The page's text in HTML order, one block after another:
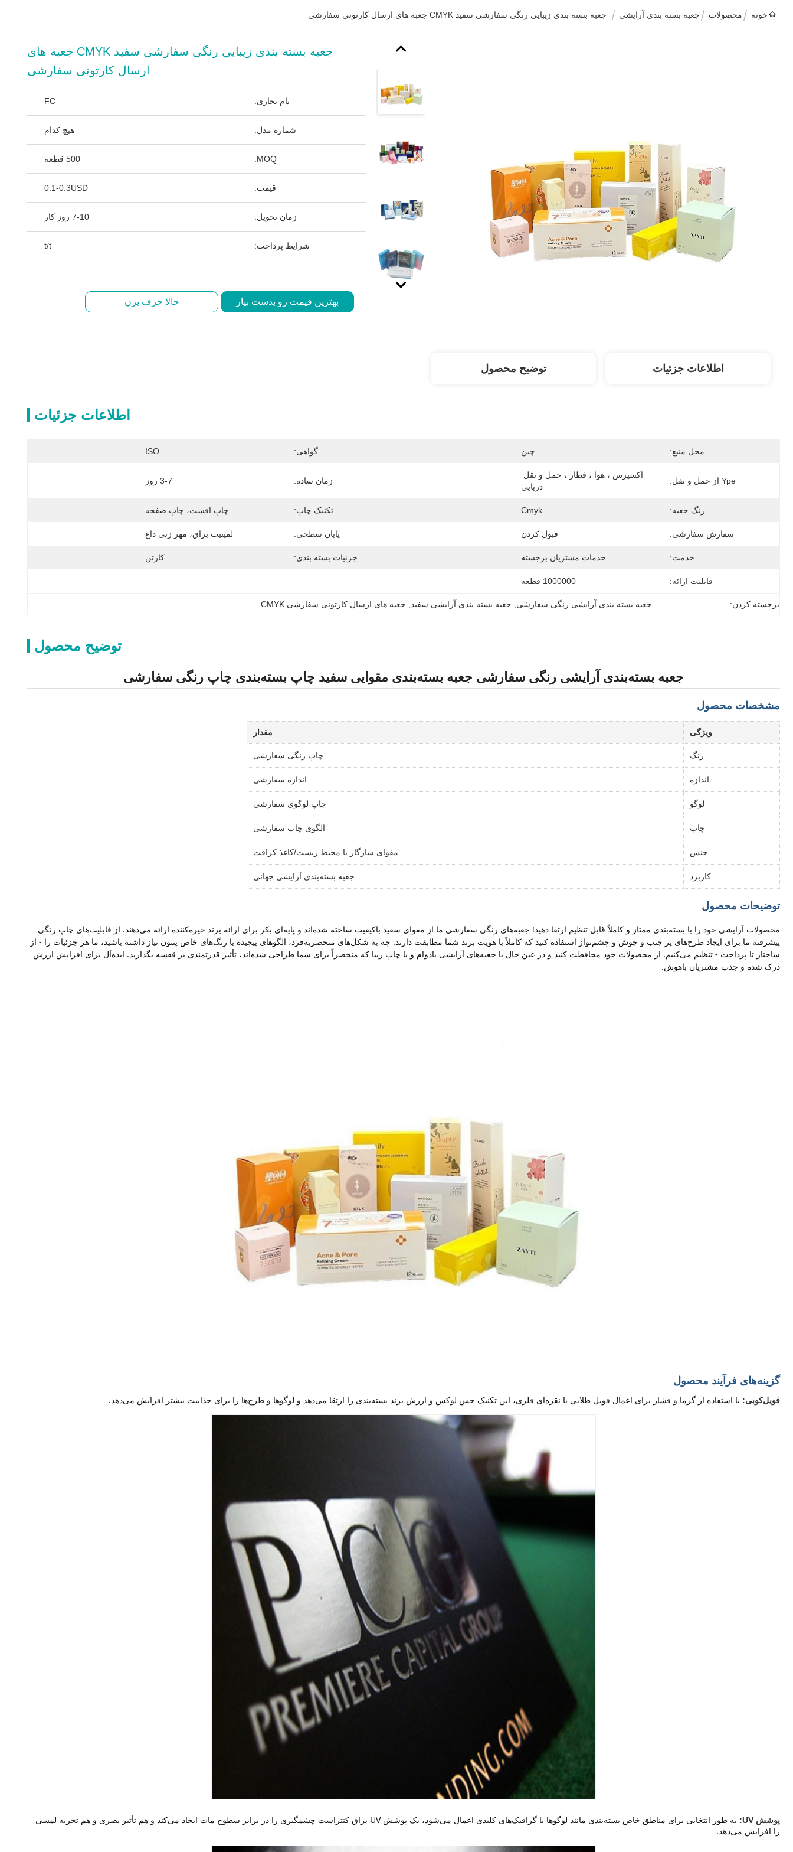
خونه محصولات جعبه بسته بندی آرایشی جعبه بسته بندی زيبايي رنگی سفارشی سفید CMYK جعبه های ارسال کارتونی سفارشی
جعبه بسته بندی زيبايي رنگی سفارشی سفید CMYK جعبه های
ارسال کارتونی سفارشی
نام تجاری: FC
شماره مدل: هیچ کدام
MOQ: 500 قطعه
قیمت: 0.1-0.3USD
زمان تحویل: 7-10 روز کار
شرایط پرداخت: t/t
بهترین قیمت رو بدست بیار حالا حرف بزن
اطلاعات جزئیات توضیح محصول
اطلاعات جزئیات
محل منبع: چین گواهی: ISO
Ype از حمل و نقل:
دریایی
زمان ساده: 3-7 روز
رنگ جعبه: Cmyk تکنیک چاپ: چاپ افست، چاپ صفحه
سفارش سفارشی: قبول کردن پایان سطحی: لمینیت براق، مهر زنی داغ
خدمت: خدمات مشتریان برجسته جزئیات بسته بندی: کارتن
قابلیت ارائه: 1000000 قطعه
برجسته کردن: جعبه بسته بندی آرایشی رنگی سفارشی جعبه بسته بندی آرایشی سفید جعبه های ارسال کارتونی سفارشی CMYK
توضیح محصول
جعبه بسته‌بندی آرایشی رنگی سفارشی جعبه بسته‌بندی مقوایی سفید چاپ بسته‌بندی چاپ رنگی سفارشی
مشخصات محصول
ویژگی مقدار
رنگ چاپ رنگی سفارشی
اندازه اندازه سفارشی
لوگو چاپ لوگوی سفارشی
چاپ الگوی چاپ سفارشی
جنس مقوای سازگار با محیط زیست/کاغذ کرافت
کاربرد جعبه بسته‌بندی آرایشی جهانی
توضیحات محصول
درک شده و جذب مشتریان باهوش.
گزینه‌های فرآیند محصول
فویل‌کوبی: با استفاده از گرما و فشار برای اعمال فویل طلایی یا نقره‌ای فلزی، این تکنیک حس لوکس و ارزش برند بسته‌بندی را ارتقا می‌دهد و لوگوها و طرح‌ها را برای جذابیت بیشتر افزایش می‌دهد.
پوشش UV:
را افزایش می‌دهد.